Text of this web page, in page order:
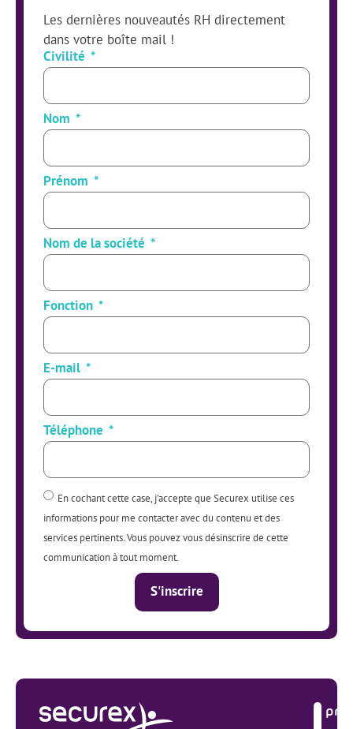
Les dernières nouveautés RH directement
dans votre boîte mail !
Civilité
Nom
Prénom
Nom de la société
Fonction
E-mail
Téléphone
En cochant cette case, j’accepte que Securex utilise ces
informations pour me contacter avec du contenu et des
services pertinents. Vous pouvez vous désinscrire de cette
communication à tout moment.
S'inscrire
À